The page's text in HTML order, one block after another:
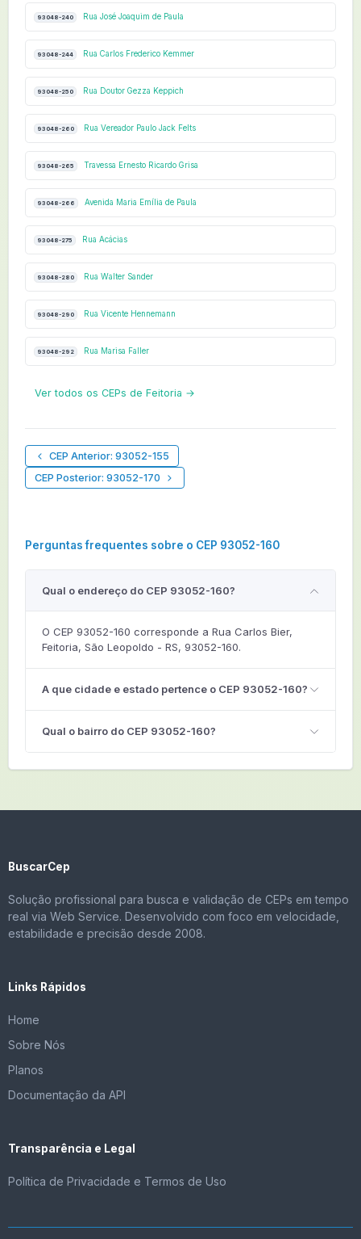
93048-240 Rua José Joaquim de Paula
93048-244 Rua Carlos Frederico Kemmer
93048-250 Rua Doutor Gezza Keppich
93048-260 Rua Vereador Paulo Jack Felts
93048-265 Travessa Ernesto Ricardo Grisa
93048-266 Avenida Maria Emília de Paula
93048-275 Rua Acácias
93048-280 Rua Walter Sander
93048-290 Rua Vicente Hennemann
93048-292 Rua Marisa Faller
Ver todos os CEPs de Feitoria →
CEP Anterior: 93052-155
CEP Posterior: 93052-170
Perguntas frequentes sobre o CEP 93052-160
Qual o endereço do CEP 93052-160?
O CEP 93052-160 corresponde a Rua Carlos Bier,
Feitoria, São Leopoldo - RS, 93052-160.
A que cidade e estado pertence o CEP 93052-160?
Qual o bairro do CEP 93052-160?
BuscarCep
Solução profissional para busca e validação de CEPs em tempo
real via Web Service. Desenvolvido com foco em velocidade,
estabilidade e precisão desde 2008.
Links Rápidos
Home
Sobre Nós
Planos
Documentação da API
Transparência e Legal
Política de Privacidade e Termos de Uso